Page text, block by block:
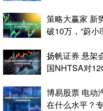
策略大赢家 新
破10万，“蔚小
扬帆证券 悬架
国NHTSA对
博易股票 电动
在什么水平？